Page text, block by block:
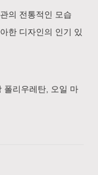
의 전통적인 모습
한 디자인의 인기 있
폴리우레탄, 오일 마